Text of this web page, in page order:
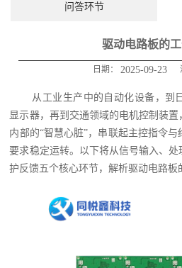
问答环节
驱动电路板的
日期： 2025-09-23
从工业生产中的自动化设备，到
显示器，再到交通领域的电机控制装置
内部的“智慧心脏”，串联起主控指令
要求稳定运转。以下将从信号输入、
护反馈五个核心环节，解析驱动电路板